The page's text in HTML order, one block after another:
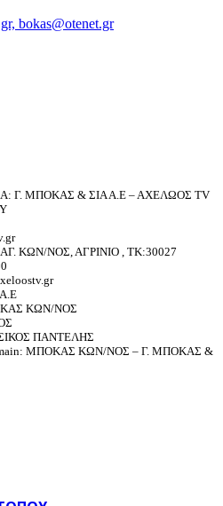
bokas@otenet.gr
Γ. ΜΠΟΚΑΣ & ΣΙΑ Α.Ε – ΑΧΕΛΩΟΣ TV
ΚΩΝ/ΝΟΣ, ΑΓΡΙΝΙΟ , ΤΚ:30027
ΚΩΝ/ΝΟΣ
ΠΑΝΤΕΛΗΣ
ΜΠΟΚΑΣ ΚΩΝ/ΝΟΣ – Γ. ΜΠΟΚΑΣ &